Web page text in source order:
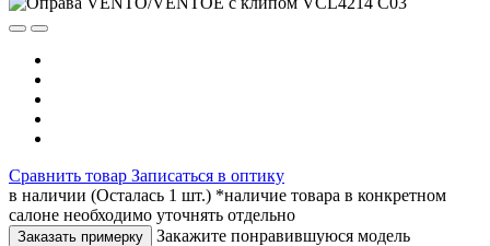
Сравнить товар Записаться в оптику
в наличии (Осталась 1 шт.) *наличие товара в конкретном
салоне необходимо уточнять отдельно
Заказать примерку
Закажите понравившуюся модель